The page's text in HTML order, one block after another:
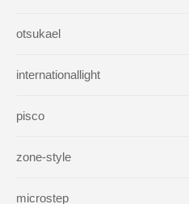
otsukael
internationallight
pisco
zone-style
microstep